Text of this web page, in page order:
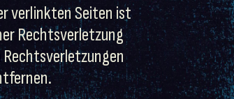
verlinkten Seiten ist
Rechtsverletzung